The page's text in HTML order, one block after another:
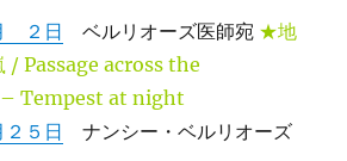
２日
ベルリオーズ医師宛 ★地
/ Passage across the
Tempest at night
５日
ナンシー・ベルリオーズ